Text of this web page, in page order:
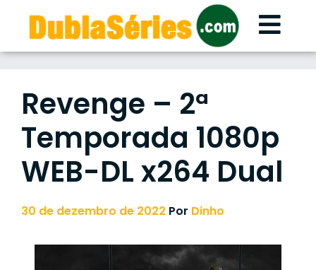
content
Revenge – 2ª
Temporada 1080p
WEB-DL x264 Dual
30 de dezembro de 2022 Por Dinho